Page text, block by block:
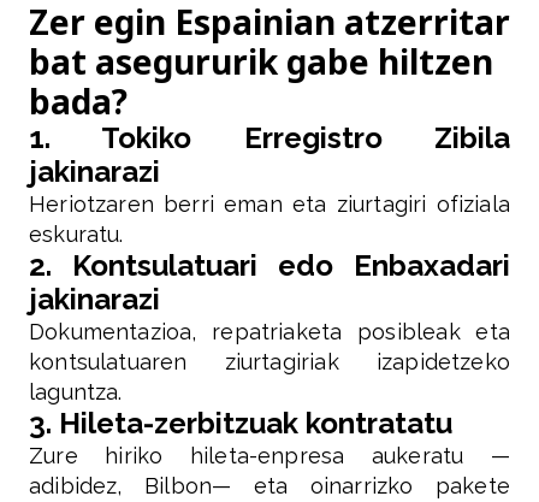
Zer egin Espainian atzerritar
bat asegururik gabe hiltzen
bada?
1. Tokiko Erregistro Zibila
jakinarazi
Heriotzaren berri eman eta ziurtagiri ofiziala
eskuratu.
2. Kontsulatuari edo Enbaxadari
jakinarazi
Dokumentazioa, repatriaketa posibleak eta
kontsulatuaren ziurtagiriak izapidetzeko
laguntza.
3. Hileta-zerbitzuak kontratatu
Zure hiriko hileta-enpresa aukeratu —
adibidez, Bilbon— eta oinarrizko pakete